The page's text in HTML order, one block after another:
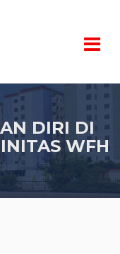
DIRI DI
WFH